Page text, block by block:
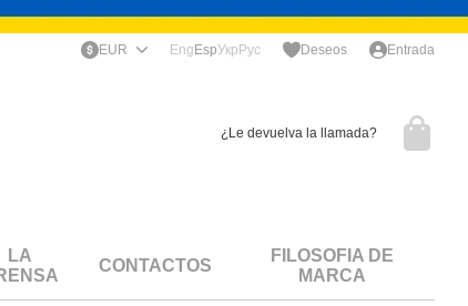
EUR Eng EspУкр Рус Deseos Entrada
¿Le devuelva la llamada?
LA
CONTACTOS
FILOSOFIA DE
MARCA